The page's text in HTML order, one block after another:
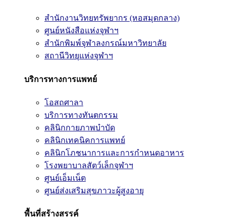
สำนักงานวิทยทรัพยากร (หอสมุดกลาง)
ศูนย์หนังสือแห่งจุฬาฯ
สำนักพิมพ์จุฬาลงกรณ์มหาวิทยาลัย
สถานีวิทยุแห่งจุฬาฯ
บริการทางการแพทย์
โอสถศาลา
บริการทางทันตกรรม
คลินิกกายภาพบำบัด
คลินิกเทคนิคการแพทย์
คลินิกโภชนาการและการกำหนดอาหาร
โรงพยาบาลสัตว์เล็กจุฬาฯ
ศูนย์เอ็มเน็ต
ศูนย์ส่งเสริมสุขภาวะผู้สูงอายุ
พื้นที่สร้างสรรค์